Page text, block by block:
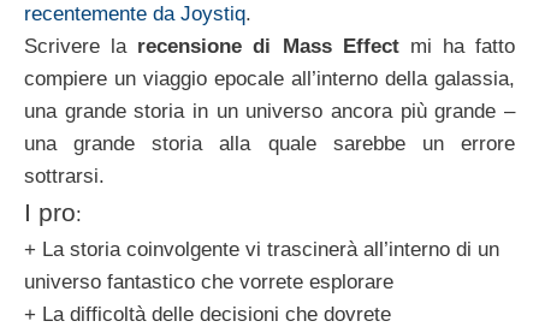
recentemente da Joystiq.
Scrivere la recensione di Mass Effectmi ha fatto
compiere un viaggio epocale all’interno della galassia,
una grande storia in un universo ancora più grande –
una grande storia alla quale sarebbe un errore
sottrarsi.
I pro:
+ La storia coinvolgente vi trascinerà all’interno di un
universo fantastico che vorrete esplorare
+ La difficoltà delle decisioni che dovrete